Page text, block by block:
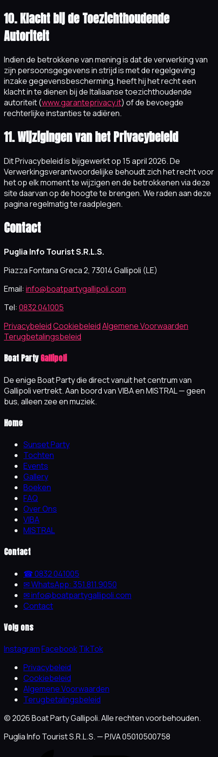
10. Klacht bij de Toezichthoudende
Autoriteit
Indien de betrokkene van mening is dat de verwerking van
zijn persoonsgegevens in strijd is met de regelgeving
inzake gegevensbescherming, heeft hij het recht een
klacht in te dienen bij de Italiaanse toezichthoudende
autoriteit (www.garanteprivacy.it) of de bevoegde
rechterlijke instanties te adiëren.
11. Wijzigingen van het Privacybeleid
Dit Privacybeleid is bijgewerkt op 15 april 2026. De
Verwerkingsverantwoordelijke behoudt zich het recht voor
het op elk moment te wijzigen en de betrokkenen via deze
site daarvan op de hoogte te brengen. We raden aan deze
pagina regelmatig te raadplegen.
Contact
Puglia Info Tourist S.R.L.S.
Piazza Fontana Greca 2, 73014 Gallipoli (LE)
Email: info@boatpartygallipoli.com
Tel: 0832 041005
PrivacybeleidCookiebeleidAlgemene Voorwaarden
Terugbetalingsbeleid
Boat PartyGallipoli
De enige Boat Party die direct vanuit het centrum van
Gallipoli vertrekt. Aan boord van VIBA en MISTRAL — geen
bus, alleen zee en muziek.
Home
Sunset Party
Tochten
Events
Gallery
Boeken
FAQ
Over Ons
VIBA
MISTRAL
Contact
☎ 0832 041005
✉ WhatsApp: 351.811.9050
✉ info@boatpartygallipoli.com
Contact
Volg ons
InstagramFacebookTikTok
Privacybeleid
Cookiebeleid
Algemene Voorwaarden
Terugbetalingsbeleid
© 2026 Boat Party Gallipoli. Alle rechten voorbehouden.
Puglia Info Tourist S.R.L.S. — P.IVA 05010500758